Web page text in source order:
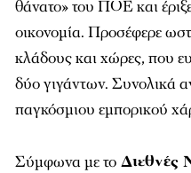
θάνατο» του ΠΟΕ και
οικονομία. Προσέφερε
κλάδους και χώρες, που
δύο γιγάντων. Συνολικά
παγκόσμιου εμπορικού
Σύμφωνα με το Διεθνές